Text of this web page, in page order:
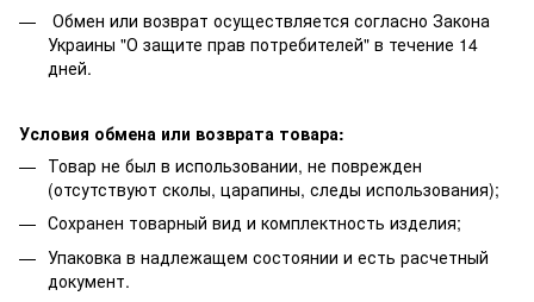
Обмен или возврат осуществляется согласно Закона
Украины "О защите прав потребителей" в течение 14
дней.
Условия обмена или возврата товара:
Товар не был в использовании, не поврежден
(отсутствуют сколы, царапины, следы использования);
Сохранен товарный вид и комплектность изделия;
Упаковка в надлежащем состоянии и есть расчетный
документ.